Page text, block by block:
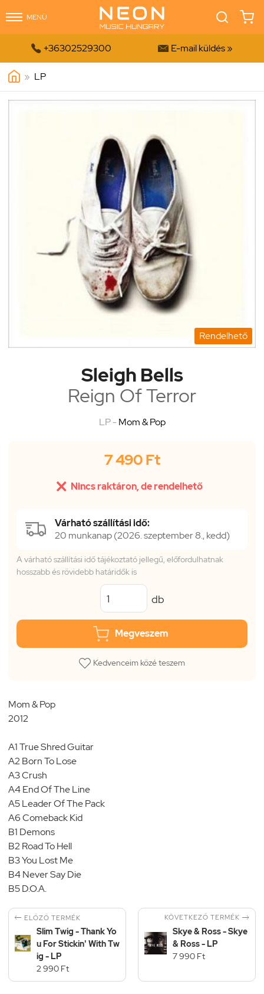
MENÜ
 +36302529300  E-mail küldés »
» LP
Rendelhető
Sleigh Bells
Reign Of Terror
LP -Mom & Pop
7 490 Ft
 Nincs raktáron, de rendelhető
Várható szállítási idő:
20 munkanap (2026. szeptember 8., kedd)
A várható szállítási idő tájékoztató jellegű, előfordulhatnak
hosszabb és rövidebb határidők is
db
Megveszem
Kedvenceim közé teszem
Mom & Pop
2012
A1 True Shred Guitar
A2 Born To Lose
A3 Crush
A4 End Of The Line
A5 Leader Of The Pack
A6 Comeback Kid
B1 Demons
B2 Road To Hell
B3 You Lost Me
B4 Never Say Die
B5 D.O.A.
 ELŐZŐ TERMÉK
Slim Twig - Thank Yo
u For Stickin' With Tw
ig - LP
2 990 Ft
KÖVETKEZŐ TERMÉK 
Skye & Ross - Skye
& Ross - LP
7 990 Ft